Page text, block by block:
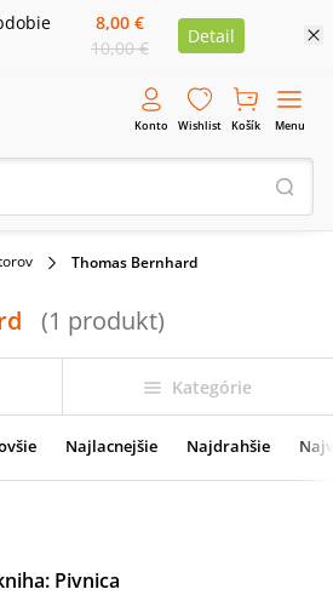
8,00 €
10,00 €
Detail
Konto Wishlist Košík Menu
Thomas Bernhard
(1 produkt)
Kategórie
Najlacnejšie Najdrahšie
Pivnica